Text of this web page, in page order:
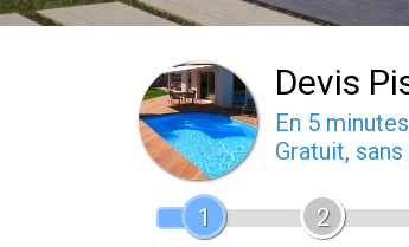
Devis
En 5
Gratuit,
1 2